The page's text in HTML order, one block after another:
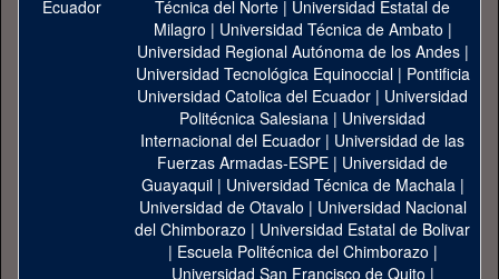
Técnica del Norte | Universidad Estatal de
Milagro | Universidad Técnica de Ambato |
Universidad Regional Autónoma de los Andes|
Universidad Tecnológica Equinoccial| Pontificia
Universidad Catolica del Ecuador | Universidad
Politécnica Salesiana | Universidad
Internacional del Ecuador | Universidad de las
Fuerzas Armadas-ESPE | Universidad de
Guayaquil| Universidad Técnica de Machala|
Universidad de Otavalo | Universidad Nacional
del Chimborazo | Universidad Estatal de Bolivar
| Escuela Politécnica del Chimborazo |
Universidad San Francisco de Quito |